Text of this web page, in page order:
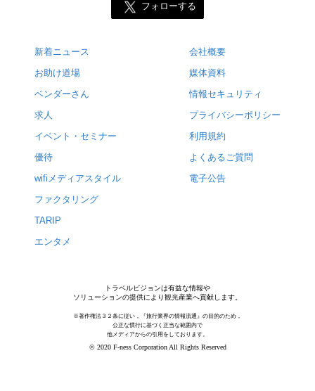
フォローする
新着ニュース
お助け道場
ベンダーさん
求人
イベント・セミナー
優待
wifiメディアスタイル
ファクタリング
TARIP
エンタメ
会社概要
媒体資料
情報セキュリティ
プライバシーポリシー
利用規約
よくあるご質問
電子公告
トラベルビジョンは有益な情報や
ソリューションの提供により観光産業へ貢献します。
※著作権法３２条に従い，『旅行業界の情報流通』の目的のため，
公正な慣行に基づく正当な範囲内で
他メディアからの引用をしております。
© 2020 F-ness Corporation All Rights Reserved